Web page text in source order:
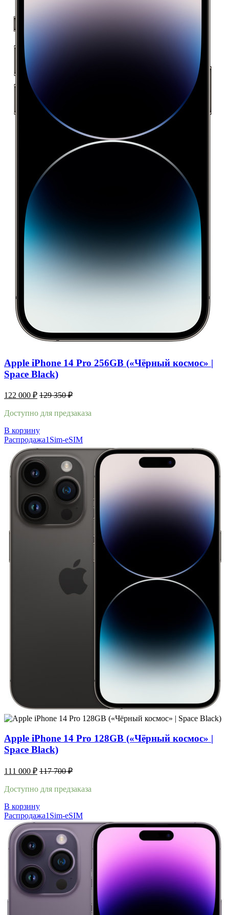
Apple iPhone 14 Pro 256GB («Чёрный космос» |
Space Black)
122 000 ₽ 129 350₽
Доступно для предзаказа
В корзину
Распродажа1Sim-eSIM
Apple iPhone 14 Pro 128GB («Чёрный космос» |
Space Black)
111 000 ₽ 117 700₽
Доступно для предзаказа
В корзину
Распродажа1Sim-eSIM